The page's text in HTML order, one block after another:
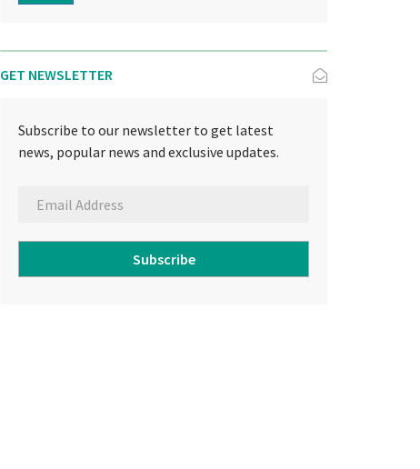
GET NEWSLETTER
Subscribe to our newsletter to get latest
news, popular news and exclusive updates.
Subscribe